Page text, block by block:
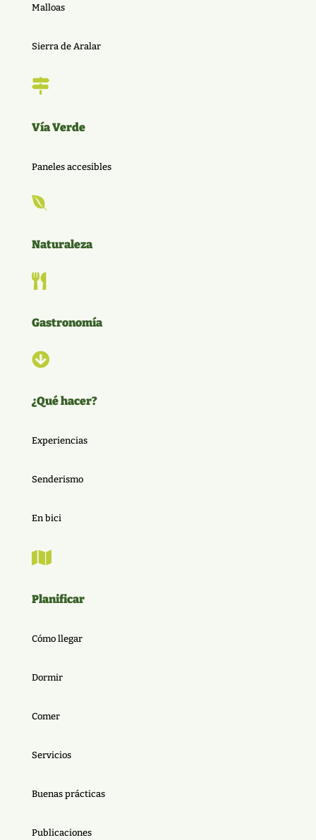
Malloas
Sierra de Aralar

Vía Verde
Paneles accesibles

Naturaleza

Gastronomía

¿Qué hacer?
Experiencias
Senderismo
En bici

Planificar
Cómo llegar
Dormir
Comer
Servicios
Buenas prácticas
Publicaciones